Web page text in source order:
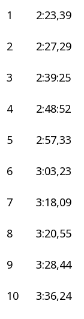
1
2:23,39
2 2:27,29
3 2:39:25
4 2:48:52
5 2:57,33
6 3:03,23
7 3:18,09
8 3:20,55
9 3:28,44
10 3:36,24